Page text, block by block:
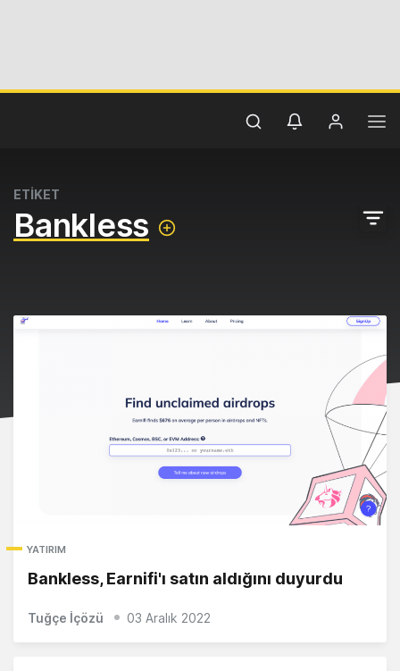
ETİKET
Bankless
YATIRIM
Bankless, Earnifi'ı satın aldığını duyurdu
Tuğçe İçözü 03 Aralık 2022